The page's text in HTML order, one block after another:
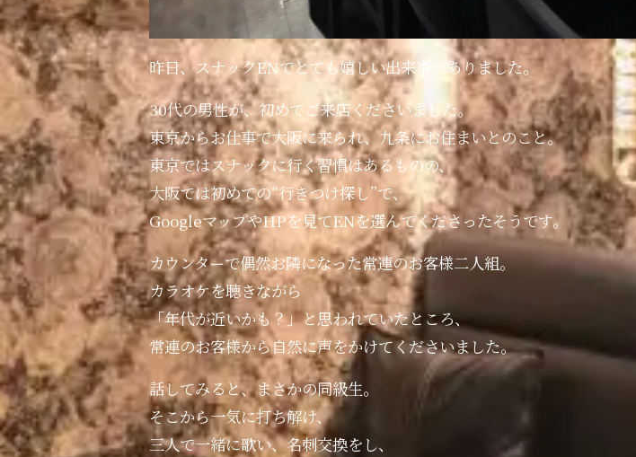
昨日、スナックENでとても嬉しい出来事がありました。
30代の男性が、初めてご来店くださいました。
東京からお仕事で大阪に来られ、九条にお住まいとのこと。
東京ではスナックに行く習慣はあるものの、
大阪では初めての“行きつけ探し”で、
GoogleマップやHPを見てENを選んでくださったそうです。
カウンターで偶然お隣になった常連のお客様二人組。
カラオケを聴きながら
「年代が近いかも？」と思われていたところ、
常連のお客様から自然に声をかけてくださいました。
話してみると、まさかの同級生。
そこから一気に打ち解け、
三人で一緒に歌い、名刺交換をし、